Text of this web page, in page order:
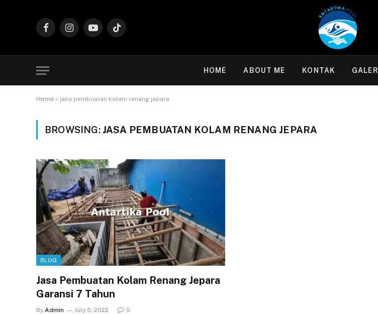
FacebookInstagramYouTubeTikTok
HOME ABOUT ME KONTAK GALERI
Home » jasa pembuatan kolam renang jepara
BROWSING: JASA PEMBUATAN KOLAM RENANG JEPARA
BLOG
Jasa Pembuatan Kolam Renang Jepara
Garansi 7 Tahun
By Admin July 5, 2022 0